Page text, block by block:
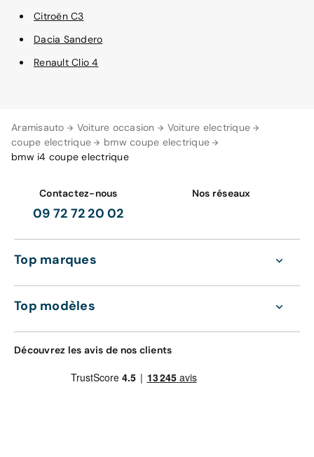
Aramisauto Voiture occasion
Voiture electrique
coupe electrique
bmw coupe electrique
bmw i4 coupe electrique
Citroën C3
Dacia Sandero
Renault Clio 4
Contactez-nous
09 72 72 20 02
Nos réseaux
Top marques
Top modèles
Découvrez les avis de nos clients